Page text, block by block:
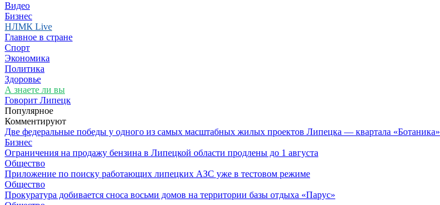
Видео
Бизнес
НЛМК Live
Главное в стране
Спорт
Экономика
Политика
Здоровье
А знаете ли вы
Говорит Липецк
Популярное
Комментируют
Две федеральные победы у одного из самых масштабных жилых проектов Липецка — квартала «Ботаника»
Бизнес
Ограничения на продажу бензина в Липецкой области продлены до 1 августа
Общество
Приложение по поиску работающих липецких АЗС уже в тестовом режиме
Общество
Прокуратура добивается сноса восьми домов на территории базы отдыха «Парус»